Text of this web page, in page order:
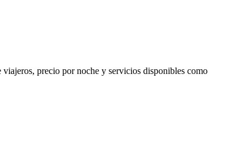
precio por noche y servicios disponibles como